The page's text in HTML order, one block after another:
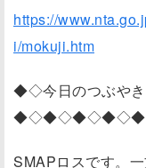
https://
i/mokuji.htm
◆◇今日のつぶやき
SMAPロスです。